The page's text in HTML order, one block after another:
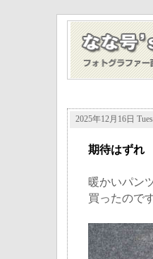
2025年12月16日
期待はずれ
暖かいパン
買ったので